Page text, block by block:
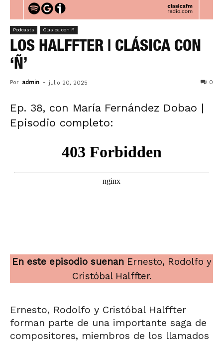
Podcasts Clásica con ñ
LOS HALFFTER | CLÁSICA CON
‘Ñ’
Por admin - julio 20, 2025 0
Ep. 38, con María Fernández Dobao |
Episodio completo:
En este episodio suenan Ernesto, Rodolfo y
Cristóbal Halffter.
Ernesto, Rodolfo y Cristóbal Halffter
forman parte de una importante saga de
compositores, miembros de los llamados